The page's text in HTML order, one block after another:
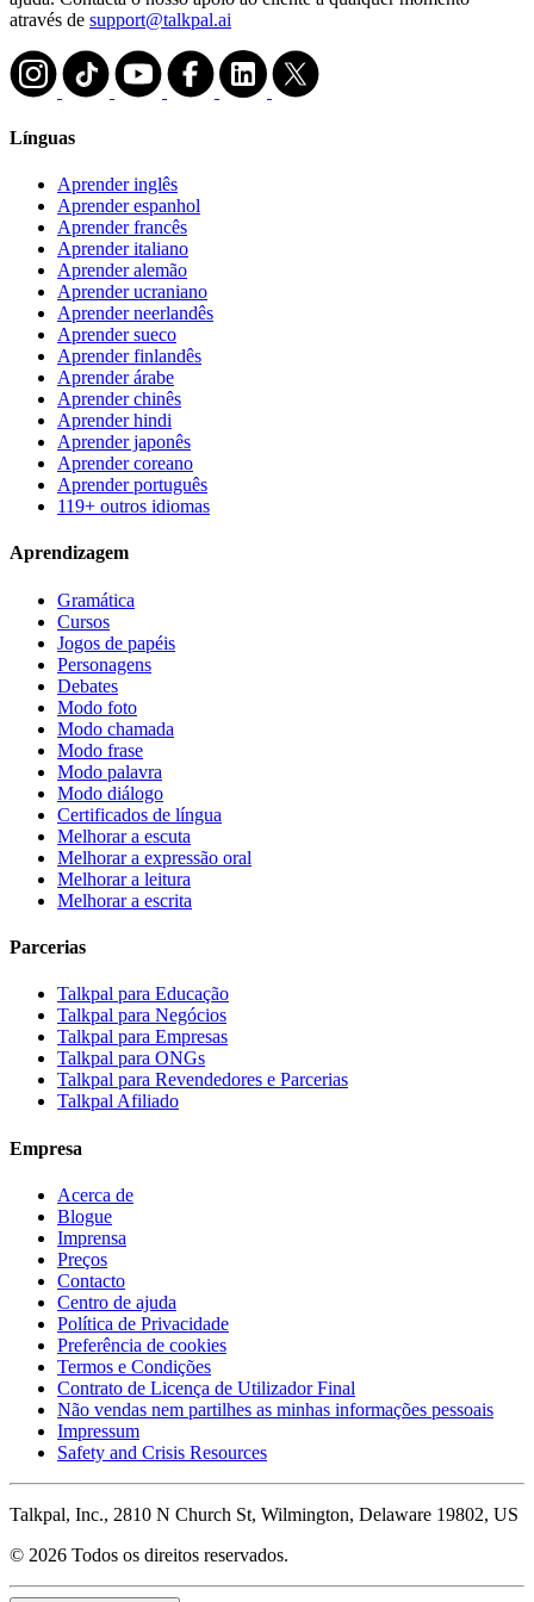
através de support@talkpal.ai
Línguas
Aprender inglês
Aprender espanhol
Aprender francês
Aprender italiano
Aprender alemão
Aprender ucraniano
Aprender neerlandês
Aprender sueco
Aprender finlandês
Aprender árabe
Aprender chinês
Aprender hindi
Aprender japonês
Aprender coreano
Aprender português
119+ outros idiomas
Aprendizagem
Gramática
Cursos
Jogos de papéis
Personagens
Debates
Modo foto
Modo chamada
Modo frase
Modo palavra
Modo diálogo
Certificados de língua
Melhorar a escuta
Melhorar a expressão oral
Melhorar a leitura
Melhorar a escrita
Parcerias
Talkpal para Educação
Talkpal para Negócios
Talkpal para Empresas
Talkpal para ONGs
Talkpal para Revendedores e Parcerias
Talkpal Afiliado
Empresa
Acerca de
Blogue
Imprensa
Preços
Contacto
Centro de ajuda
Política de Privacidade
Preferência de cookies
Termos e Condições
Contrato de Licença de Utilizador Final
Não vendas nem partilhes as minhas informações pessoais
Impressum
Safety and Crisis Resources
Talkpal, Inc., 2810 N Church St, Wilmington, Delaware 19802, US
© 2026 Todos os direitos reservados.